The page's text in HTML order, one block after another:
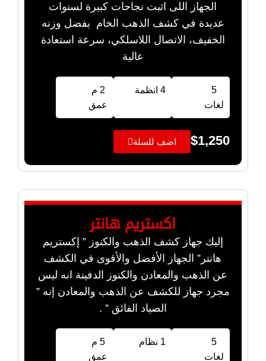
الجهاز اللى اثبت نجاحات كبيرة لسنوات
عديدة في كشف الذهب الخام بفضل وزنه
الخفيف، الاتصال اللاسلكي، سرعة استعادة
عالية
5
لغات
4 انظمة
2 م
عمق
$1,250 اضف للسلة
اكستريم هانتر
إليك جهاز كشف الذهب والكنوز ” إكستريم
هانتر” الجهاز الأفضل والأقوى في الكشف
عن الذهب والمعادن والكنوز الدفينة انه ليس
مجرد جهاز للكشف عن الذهب والمعادن إنه ”
الصياد الفائق ” .
5
لغات
1 نظام
5 م
عمق